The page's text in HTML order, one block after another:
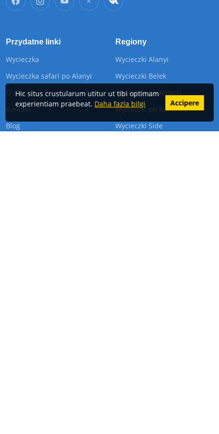
Przydatne linki
Wycieczka
Wycieczka safari po Alanyi
O nas
Kontakt
Blog
Regiony
Wycieczki Alanyi
Wycieczki Belek
Wycieczki po Antalyi
Wycieczki po Kemerze
Wycieczki Side
Hic situs crustularum utitur ut tibi optimam
experientiam praebeat. Daha fazla bilgi Accipere